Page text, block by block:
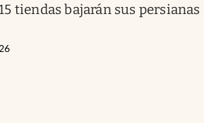
tiendas bajarán sus persianas